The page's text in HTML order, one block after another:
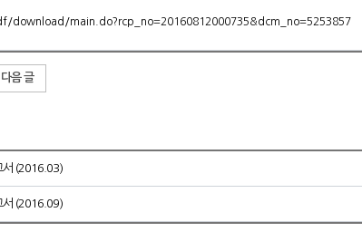
main.do?rcp_no=20160812000735&dcm_no=5253857
다음 글
서 (2016.03)
서 (2016.09)